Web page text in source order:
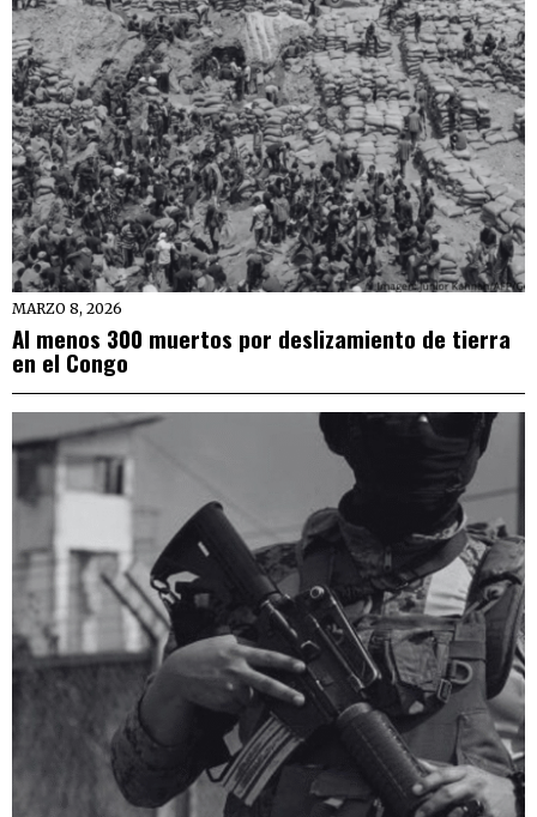
MARZO 8, 2026
Al menos 300 muertos por deslizamiento de tierra
en el Congo